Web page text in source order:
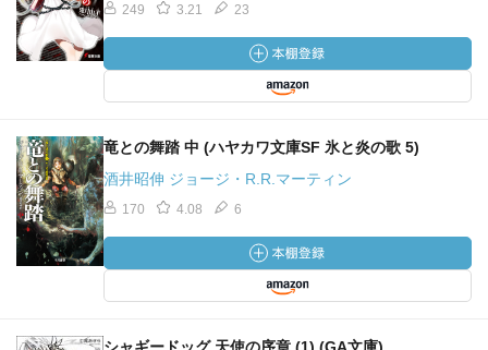
249 3.21 23
竜との舞踏 中 (ハヤカワ文庫SF 氷と炎の歌 5)
酒井昭伸 ジョージ・R.R.マーティン
170 4.08 6